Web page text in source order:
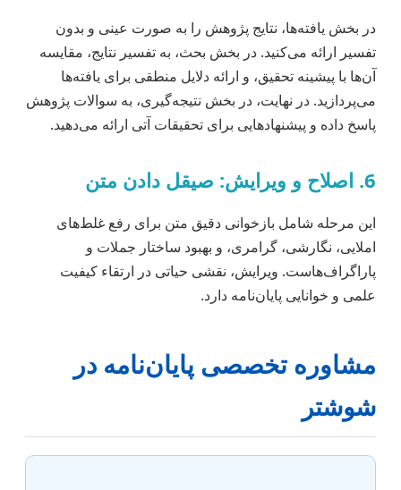
در بخش یافته‌ها، نتایج پژوهش را به صورت عینی و بدون
تفسیر ارائه می‌کنید. در بخش بحث، به تفسیر نتایج، مقایسه
آن‌ها با پیشینه تحقیق، و ارائه دلایل منطقی برای یافته‌ها
می‌پردازید. در نهایت، در بخش نتیجه‌گیری، به سوالات پژوهش
پاسخ داده و پیشنهادهایی برای تحقیقات آتی ارائه می‌دهید.
6. اصلاح و ویرایش: صیقل دادن متن
این مرحله شامل بازخوانی دقیق متن برای رفع غلط‌های
املایی، نگارشی، گرامری، و بهبود ساختار جملات و
پاراگراف‌هاست. ویرایش، نقشی حیاتی در ارتقاء کیفیت
علمی و خوانایی پایان‌نامه دارد.
مشاوره تخصصی پایان‌نامه در
شوشتر